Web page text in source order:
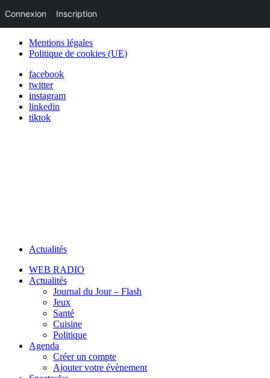
Mentions légales
Politique de cookies (UE)
facebook
twitter
instagram
linkedin
tiktok
Actualités
WEB RADIO
Actualités
Journal du Jour – Flash
Jeux
Santé
Cuisine
Politique
Agenda
Créer un compte
Ajouter votre évènement
Connexion Inscription